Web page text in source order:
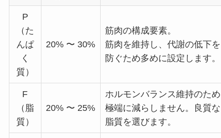
P
（た
んぱ
く
質）
20% 〜 30%
筋肉の構成要素。
筋肉を維持し、代謝の低下を
防ぐため多めに設定します。
F
（脂
質）
20% 〜 25%
ホルモンバランス維持のため
極端に減らしません。良質な
脂質を選びます。